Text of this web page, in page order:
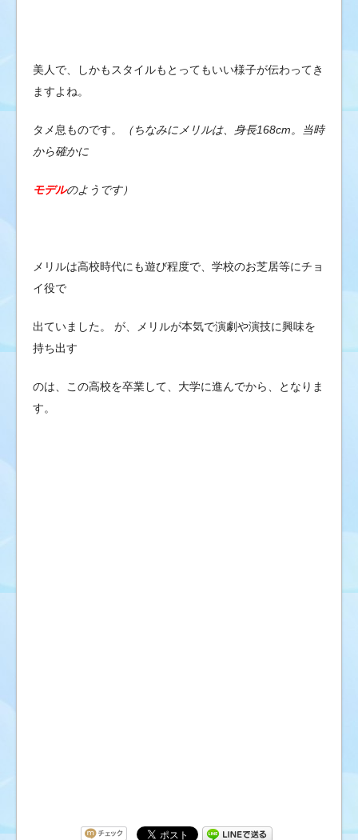
美人で、しかもスタイルもとってもいい様子が伝わってき
ますよね。
タメ息ものです。
（ちなみにメリルは、身長168cm。当時
から確かに
モデルのようです）
メリルは高校時代にも遊び程度で、学校のお芝居等にチョ
イ役で
出ていました。 が、メリルが本気で演劇や演技に興味を
持ち出す
のは、この高校を卒業して、大学に進んでから、となりま
す。